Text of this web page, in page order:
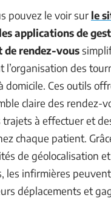
pouvez le voir sur le
les applications de
de rendez-vous
l’organisation des
domicile. Ces outils
claire des rendez-
trajets à effectuer et
chaque patient.
de géolocalisation
les infirmières peuvent
déplacements et